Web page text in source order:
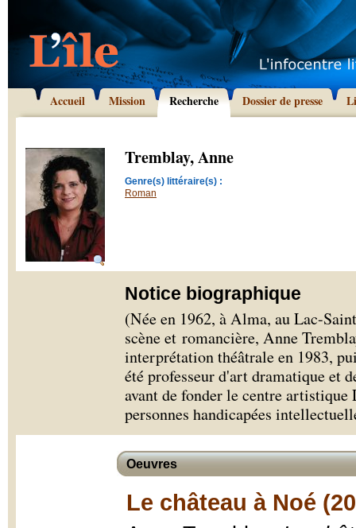
Accueil Mission Recherche Dossier de presse
Tremblay, Anne
Genre(s) littéraire(s) :
Roman
Notice biographique
(Née en 1962, à Alma, au Lac-
scène et romancière, Anne
interprétation théâtrale en 1983,
été professeur d'art dramatique et
avant de fonder le centre artistique
personnes handicapées
Oeuvres
Le château à Noé